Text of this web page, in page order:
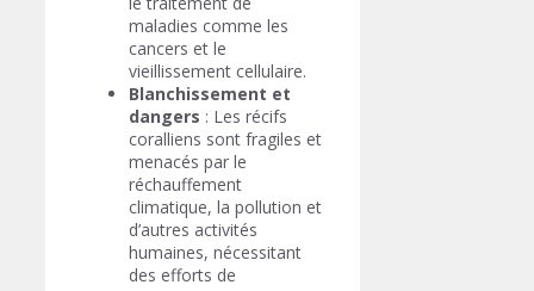
maladies comme les
cancers et le
vieillissement cellulaire.
Blanchissement et
dangers : Les récifs
coralliens sont fragiles et
menacés par le
réchauffement
climatique, la pollution et
d’autres activités
humaines, nécessitant
des efforts de